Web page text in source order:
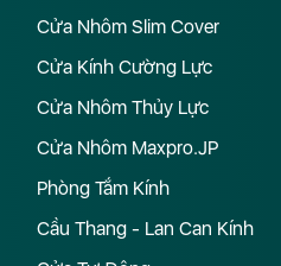
Cửa Nhôm Slim Cover
Cửa Kính Cường Lực
Cửa Nhôm Thủy Lực
Cửa Nhôm Maxpro.JP
Phòng Tắm Kính
Cầu Thang - Lan Can Kính